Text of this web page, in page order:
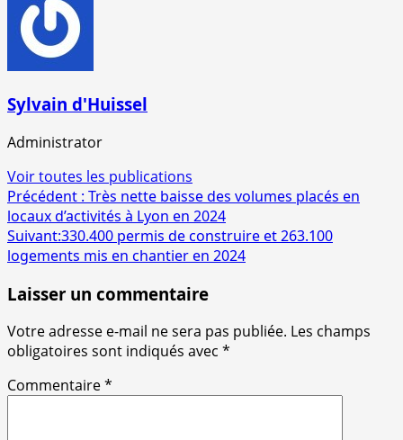
Sylvain d'Huissel
Administrator
Voir toutes les publications
Navigation
d’article
Précédent : Très nette baisse des volumes placés en
locaux d’activités à Lyon en 2024
Suivant:330.400 permis de construire et 263.100
logements mis en chantier en 2024
Laisser un commentaire
Votre adresse e-mail ne sera pas publiée. Les champs
obligatoires sont indiqués avec *
Commentaire*